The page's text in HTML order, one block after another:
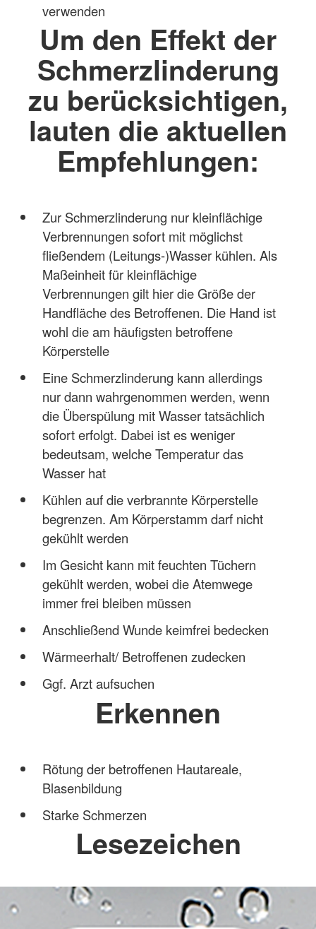
verwenden
Um den Effekt der
Schmerzlinderung
zu berücksichtigen,
lauten die aktuellen
Empfehlungen:
Zur Schmerzlinderung nur kleinflächige
Verbrennungen sofort mit möglichst
fließendem (Leitungs-)Wasser kühlen. Als
Maßeinheit für kleinflächige
Verbrennungen gilt hier die Größe der
Handfläche des Betroffenen. Die Hand ist
wohl die am häufigsten betroffene
Körperstelle
Eine Schmerzlinderung kann allerdings
nur dann wahrgenommen werden, wenn
die Überspülung mit Wasser tatsächlich
sofort erfolgt. Dabei ist es weniger
bedeutsam, welche Temperatur das
Wasser hat
Kühlen auf die verbrannte Körperstelle
begrenzen. Am Körperstamm darf nicht
gekühlt werden
Im Gesicht kann mit feuchten Tüchern
gekühlt werden, wobei die Atemwege
immer frei bleiben müssen
Anschließend Wunde keimfrei bedecken
Wärmeerhalt/ Betroffenen zudecken
Ggf. Arzt aufsuchen
Erkennen
Rötung der betroffenen Hautareale,
Blasenbildung
Starke Schmerzen
Lesezeichen